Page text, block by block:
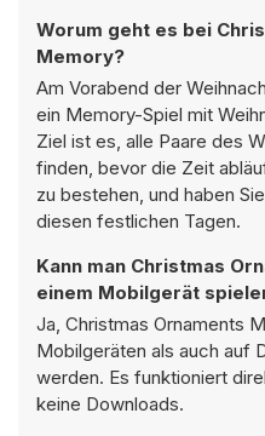
Worum geht es bei
Memory?
Am Vorabend der
ein Memory-Spiel mit
Ziel ist es, alle Paare des
finden, bevor die Zeit
zu bestehen, und haben
diesen festlichen Tagen.
Kann man Christmas
einem Mobilgerät
Ja, Christmas Ornaments
Mobilgeräten als auch auf
werden. Es funktioniert
keine Downloads.